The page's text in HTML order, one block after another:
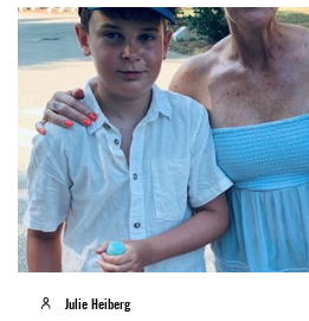
Julie Heiberg